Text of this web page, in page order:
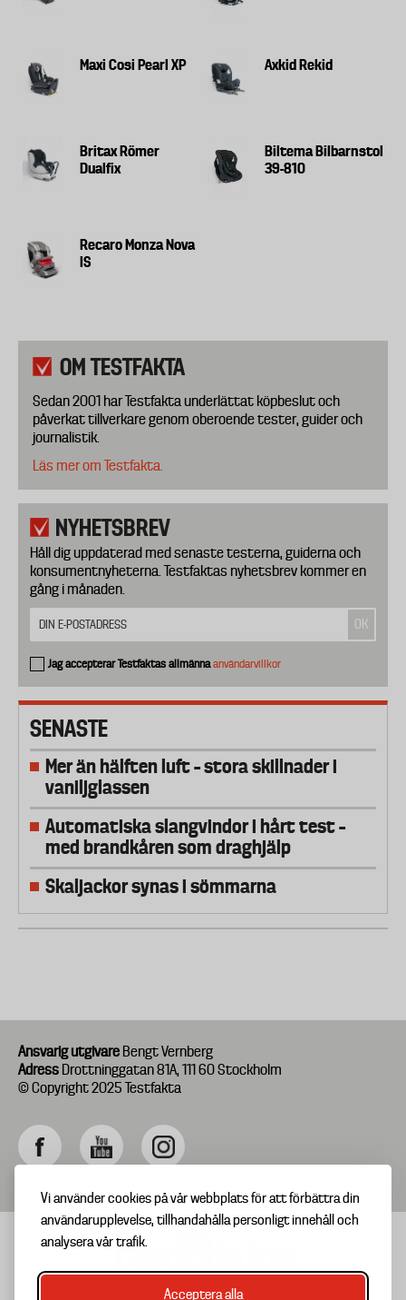
Vi använder cookies på vår webbplats för att förbättra din
användarupplevelse, tillhandahålla personligt innehåll och
analysera vår trafik.
Acceptera alla
Maxi Cosi Pearl XP Axkid Rekid
Britax Römer
Dualfix
Biltema Bilbarnstol
39-810
Recaro Monza Nova
IS
OM TESTFAKTA
Sedan 2001 har Testfakta underlättat köpbeslut och
påverkat tillverkare genom oberoende tester, guider och
journalistik.
Läs mer om Testfakta.
NYHETSBREV
Håll dig uppdaterad med senaste testerna, guiderna och
konsumentnyheterna. Testfaktas nyhetsbrev kommer en
gång i månaden.
Jag accepterar Testfaktas allmännaanvändarvillkor
SENASTE
Mer än hälften luft – stora skillnader i
vaniljglassen
Automatiska slangvindor i hårt test –
med brandkåren som draghjälp
Skaljackor synas i sömmarna
Ansvarig utgivare Bengt Vernberg
Adress Drottninggatan 81A, 111 60 Stockholm
© Copyright 2025 Testfakta